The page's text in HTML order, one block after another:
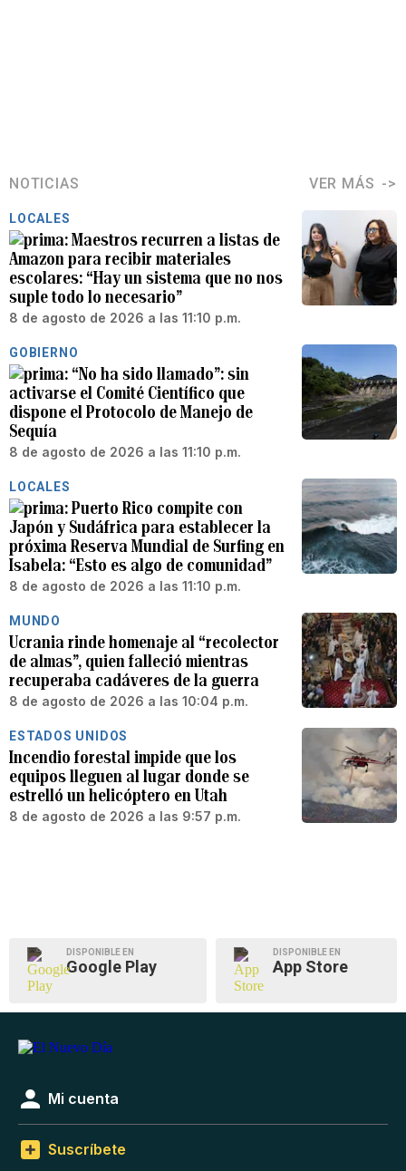
NOTICIAS VER MÁS
LOCALES
Maestros recurren a listas de
Amazon para recibir materiales
escolares: “Hay un sistema que no nos
suple todo lo necesario”
8 de agosto de 2026 a las 11:10 p.m.
GOBIERNO
“No ha sido llamado”: sin
activarse el Comité Científico que
dispone el Protocolo de Manejo de
Sequía
8 de agosto de 2026 a las 11:10 p.m.
LOCALES
Puerto Rico compite con
Japón y Sudáfrica para establecer la
próxima Reserva Mundial de Surfing en
Isabela: “Esto es algo de comunidad”
8 de agosto de 2026 a las 11:10 p.m.
MUNDO
Ucrania rinde homenaje al “recolector
de almas”, quien falleció mientras
recuperaba cadáveres de la guerra
8 de agosto de 2026 a las 10:04 p.m.
ESTADOS UNIDOS
Incendio forestal impide que los
equipos lleguen al lugar donde se
estrelló un helicóptero en Utah
8 de agosto de 2026 a las 9:57 p.m.
DISPONIBLE EN
Google Play
DISPONIBLE EN
App Store
Mi cuenta
Suscríbete